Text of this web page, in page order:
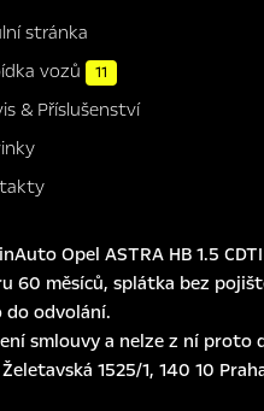
stránka
vozů 11
& Příslušenství
Opel ASTRA HB 1.5
měsíců, splátka bez
do odvolání.
smlouvy a nelze z ní
1525/1, 140 10